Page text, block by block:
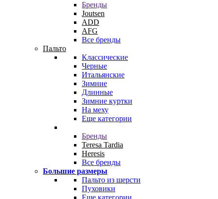
Бренды
Joutsen
ADD
AFG
Все бренды
Пальто
Классические
Черные
Итальянские
Зимние
Длинные
Зимние куртки
На меху
Еще категории
Бренды
Teresa Tardia
Heresis
Все бренды
Большие размеры
Пальто из шерсти
Пуховики
Еще категории